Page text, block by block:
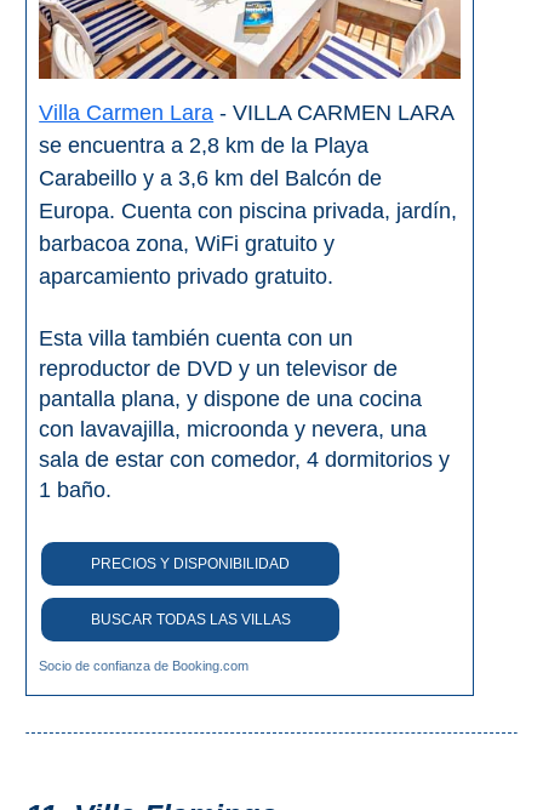
Villa Carmen Lara - VILLA CARMEN LARA
se encuentra a 2,8 km de la Playa
Carabeillo y a 3,6 km del Balcón de
Europa. Cuenta con piscina privada, jardín,
barbacoa zona, WiFi gratuito y
aparcamiento privado gratuito.
Esta villa también cuenta con un
reproductor de DVD y un televisor de
pantalla plana, y dispone de una cocina
con lavavajilla, microonda y nevera, una
sala de estar con comedor, 4 dormitorios y
1 baño.
PRECIOS Y DISPONIBILIDAD
BUSCAR TODAS LAS VILLAS
Socio de confianza de Booking.com